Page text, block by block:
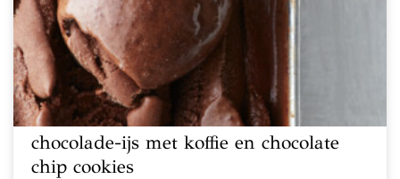
chocolade-ijs met koffie en chocolate
chip cookies